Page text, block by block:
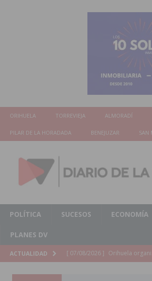
ORIHUELA TORREVIEJA ALMORADÍ
PILAR DE LA HORADADA BENEJUZAR SAN
POLÍTICA SUCESOS ECONOMÍA
PLANES DV
ACTUALIDAD [ 07/08/2026 ] El